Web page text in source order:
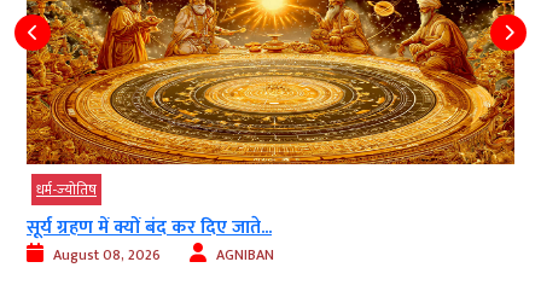
धर्म-ज्‍योतिष
सूर्य ग्रहण में क्यों बंद कर दिए जाते...
August 08, 2026 AGNIBAN